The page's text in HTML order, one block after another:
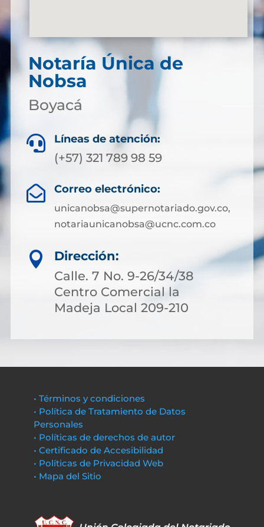
Notaría Única de
Nobsa
Boyacá
 Líneas de atención:
(+57) 321 789 98 59
 Correo electrónico:
unicanobsa@supernotariado.gov.co,
notariaunicanobsa@ucnc.com.co

Dirección:
Calle. 7 No. 9-26/34/38
Centro Comercial la
Madeja Local 209-210
• Términos y condiciones
• Política de Tratamiento de Datos
Personales
• Políticas de derechos de autor
• Certificado de Accesibilidad
• Políticas de Privacidad Web
• Mapa del Sitio